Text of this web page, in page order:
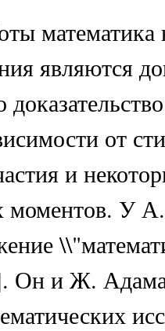
являются
от
и
моментов. У
Он и Ж.